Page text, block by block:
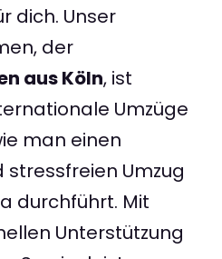
dich. Unser
der
aus Köln, ist
Umzüge
man einen
Umzug
durchführt. Mit
Unterstützung